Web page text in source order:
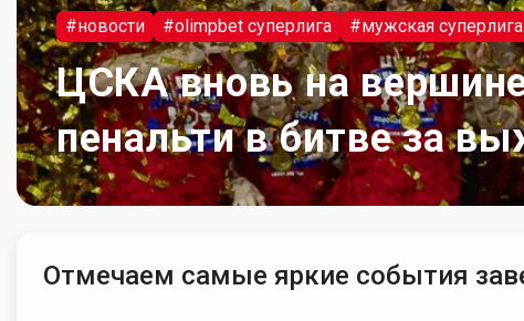
#новости
#olimpbet суперлига #мужская суперлига
ЦСКА вновь на
пенальти в битве за
Отмечаем самые яркие события